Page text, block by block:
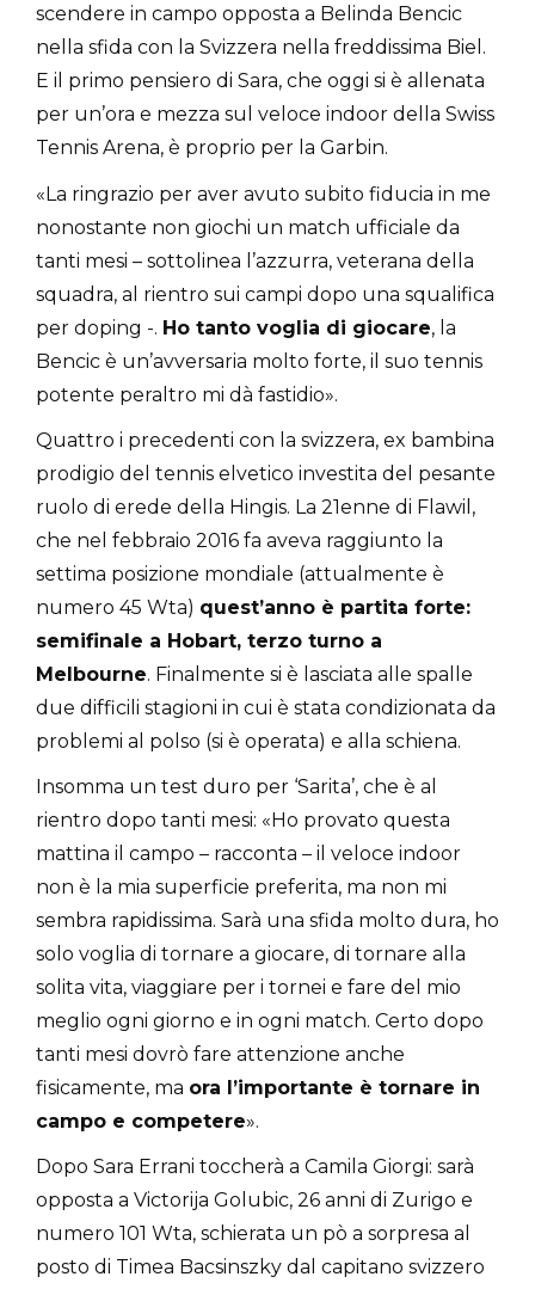
scendere in campo opposta a Belinda Bencic
nella sfida con la Svizzera nella freddissima Biel.
E il primo pensiero di Sara, che oggi si è allenata
per un’ora e mezza sul veloce indoor della Swiss
Tennis Arena, è proprio per la Garbin.
«La ringrazio per aver avuto subito fiducia in me
nonostante non giochi un match ufficiale da
tanti mesi – sottolinea l’azzurra, veterana della
squadra, al rientro sui campi dopo una squalifica
per doping -. Ho tanto voglia di giocare, la
Bencic è un’avversaria molto forte, il suo tennis
potente peraltro mi dà fastidio».
Quattro i precedenti con la svizzera, ex bambina
prodigio del tennis elvetico investita del pesante
ruolo di erede della Hingis. La 21enne di Flawil,
che nel febbraio 2016 fa aveva raggiunto la
settima posizione mondiale (attualmente è
numero 45 Wta) quest’anno è partita forte:
semifinale a Hobart, terzo turno a
Melbourne. Finalmente si è lasciata alle spalle
due difficili stagioni in cui è stata condizionata da
problemi al polso (si è operata) e alla schiena.
Insomma un test duro per ‘Sarita’, che è al
rientro dopo tanti mesi: «Ho provato questa
mattina il campo – racconta – il veloce indoor
non è la mia superficie preferita, ma non mi
sembra rapidissima. Sarà una sfida molto dura, ho
solo voglia di tornare a giocare, di tornare alla
solita vita, viaggiare per i tornei e fare del mio
meglio ogni giorno e in ogni match. Certo dopo
tanti mesi dovrò fare attenzione anche
fisicamente, ma ora l’importante è tornare in
campo e competere».
Dopo Sara Errani toccherà a Camila Giorgi: sarà
opposta a Victorija Golubic, 26 anni di Zurigo e
numero 101 Wta, schierata un pò a sorpresa al
posto di Timea Bacsinszky dal capitano svizzero